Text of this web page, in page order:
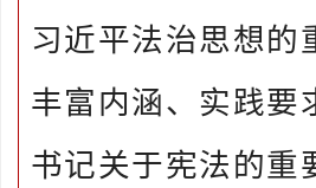
习近平法治思想
丰富内涵、实践要
书记关于宪法的重